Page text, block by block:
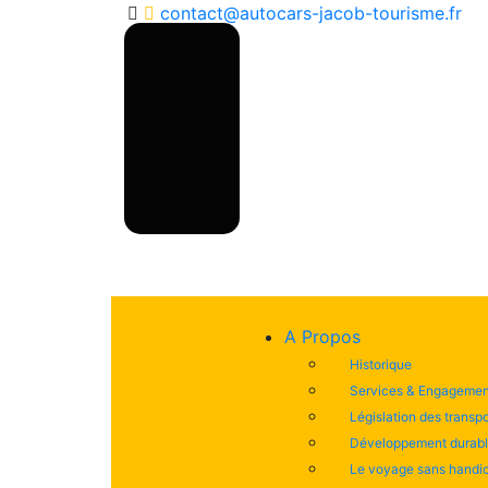
contact@autocars-jacob-tourisme.fr
A Propos
Historique
Services &
Législation des
Développement
Le voyage sans